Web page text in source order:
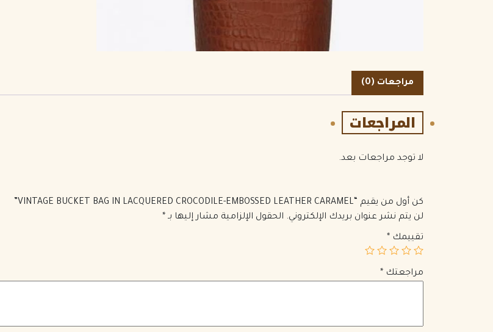
مراجعات (0)
المراجعات
لا توجد مراجعات بعد.
كن أول من يقيم “VINTAGE BUCKET BAG IN LACQUERED CROCODILE-EMBOSSED LEATHER CARAMEL”
لن يتم نشر عنوان بريدك الإلكتروني. الحقول الإلزامية مشار إليها بـ *
تقييمك *
مراجعتك *